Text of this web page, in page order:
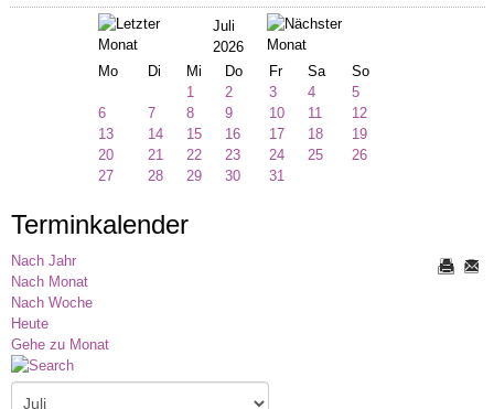
Juli
2026
Mo
Di Mi Do Fr Sa
So
1
2 3 4
5
6
7 8 9 10 11
12
13
14 15 16 17 18
19
20
21 22 23 24 25
26
27
28 29 30 31
Terminkalender
Nach Jahr
Nach Monat
Nach Woche
Heute
Gehe zu Monat